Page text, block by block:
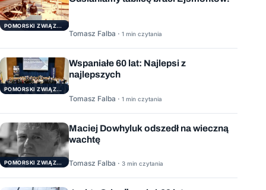
POMORSKI ZWIĄZEK ŻEGLARSKI
Tomasz Falba · 1 min czytania
POMORSKI ZWIĄZEK ŻEGLARSKI
Wspaniałe 60 lat: Najlepsi z
najlepszych
Tomasz Falba · 1 min czytania
POMORSKI ZWIĄZEK ŻEGLARSKI
Maciej Dowhyluk odszedł na wieczną
wachtę
Tomasz Falba · 3 min czytania